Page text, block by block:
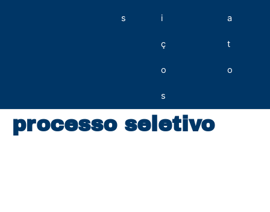
s i
ç
o
s
a
t
o
processo seletivo